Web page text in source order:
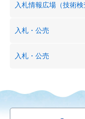
入札情報広場（技術検
入札・公売
入札・公売